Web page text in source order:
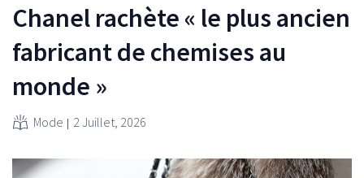
Chanel rachète « le plus ancien
fabricant de chemises au
monde »
Mode 2 Juillet, 2026